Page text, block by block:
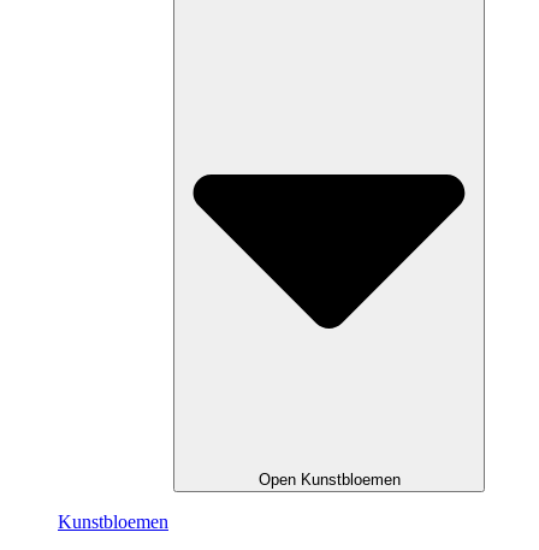
Open Kunstbloemen
Kunstbloemen